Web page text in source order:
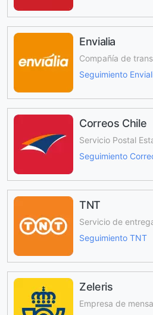
Envialia
Compañía de
Seguimiento
Correos Chile
Servicio Postal
Seguimiento
TNT
Servicio de
Seguimiento TNT
Zeleris
Empresa de